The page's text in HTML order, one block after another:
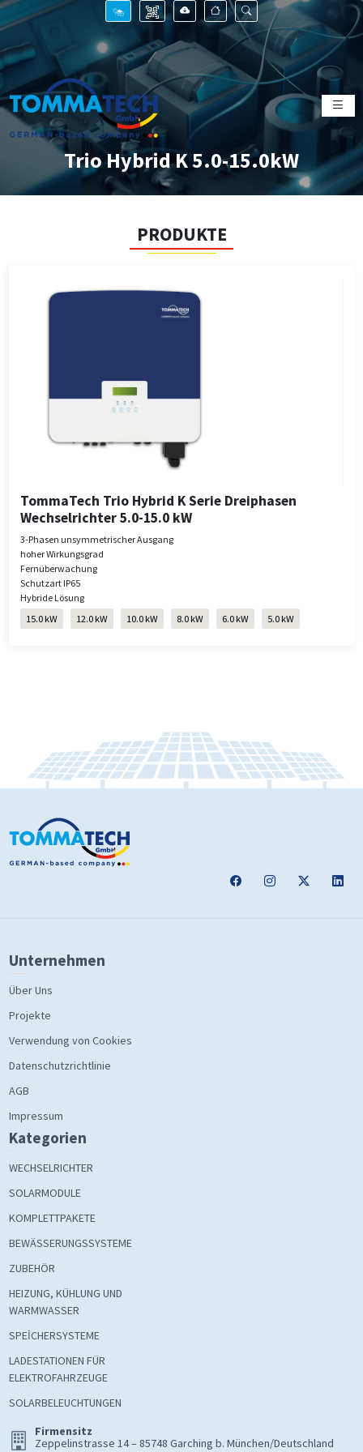
Trio Hybrid K 5.0-15.0kW
PRODUKTE
TommaTech Trio Hybrid K Serie Dreiphasen
Wechselrichter 5.0-15.0 kW
3-Phasen unsymmetrischer Ausgang
hoher Wirkungsgrad
Fernüberwachung
Schutzart IP65
Hybride Lösung
15.0 kW
12.0 kW 10.0 kW 8.0 kW 6.0 kW 5.0 kW
Unternehmen
Über Uns
Projekte
Verwendung von Cookies
Datenschutzrichtlinie
AGB
Impressum
Kategorien
WECHSELRICHTER
SOLARMODULE
KOMPLETTPAKETE
BEWÄSSERUNGSSYSTEME
ZUBEHÖR
HEIZUNG, KÜHLUNG UND
WARMWASSER
SPEİCHERSYSTEME
LADESTATIONEN FÜR
ELEKTROFAHRZEUGE
SOLARBELEUCHTUNGEN
Firmensitz
Zeppelinstrasse 14 – 85748 Garching b. München/Deutschland